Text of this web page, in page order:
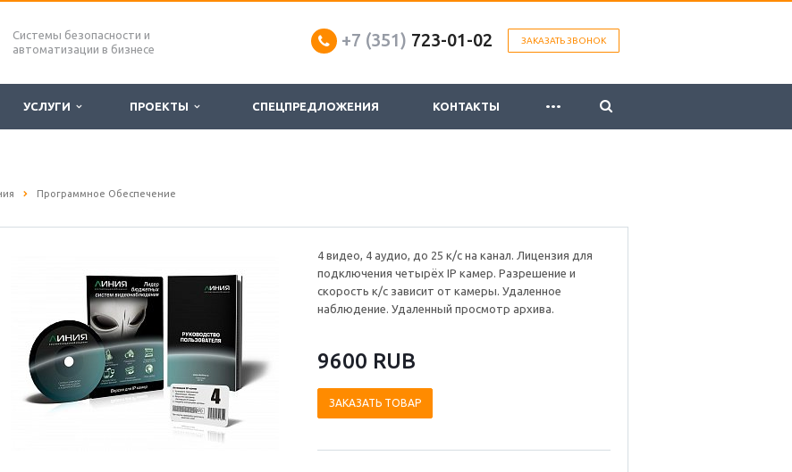
Системы безопасности и
автоматизации в бизнесе
ЗАКАЗАТЬ ЗВОНОК
+7 (351) 723-01-02
УСЛУГИ ПРОЕКТЫ СПЕЦПРЕДЛОЖЕНИЯ КОНТАКТЫ ...
Программное Обеспечение
4 видео, 4 аудио, до 25 к/с на канал. Лицензия для
подключения четырёх IP камер. Разрешение и
скорость к/с зависит от камеры. Удаленное
наблюдение. Удаленный просмотр архива.
9600 RUB
ЗАКАЗАТЬ ТОВАР